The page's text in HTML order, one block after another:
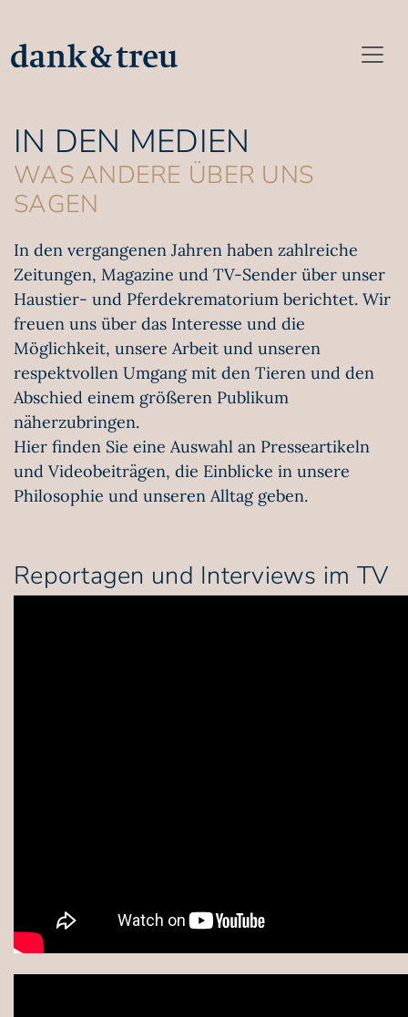
IN DEN MEDIEN
WAS ANDERE ÜBER UNS
SAGEN
In den vergangenen Jahren haben zahlreiche
Zeitungen, Magazine und TV-Sender über unser
Haustier- und Pferdekrematorium berichtet. Wir
freuen uns über das Interesse und die
Möglichkeit, unsere Arbeit und unseren
respektvollen Umgang mit den Tieren und den
Abschied einem größeren Publikum
näherzubringen.
Hier finden Sie eine Auswahl an Presseartikeln
und Videobeiträgen, die Einblicke in unsere
Philosophie und unseren Alltag geben.
Reportagen und Interviews im TV